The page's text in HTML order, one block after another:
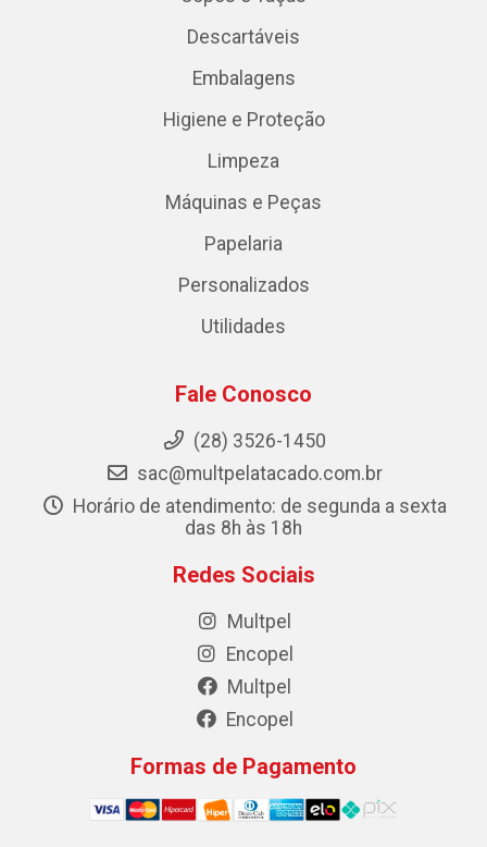
Descartáveis
Embalagens
Higiene e Proteção
Limpeza
Máquinas e Peças
Papelaria
Personalizados
Utilidades
Fale Conosco
(28) 3526-1450
sac@multpelatacado.com.br
Horário de atendimento: de segunda a sexta
das 8h às 18h
Redes Sociais
Multpel
Encopel
Multpel
Encopel
Formas de Pagamento